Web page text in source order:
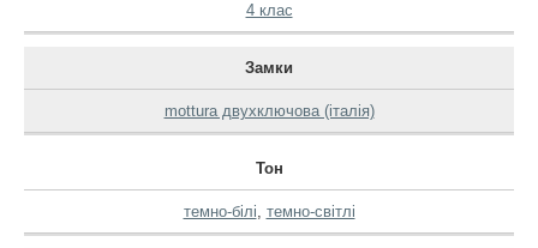
4 клас
Замки
mottura двухключова (італія)
Тон
темно-білі, темно-світлі